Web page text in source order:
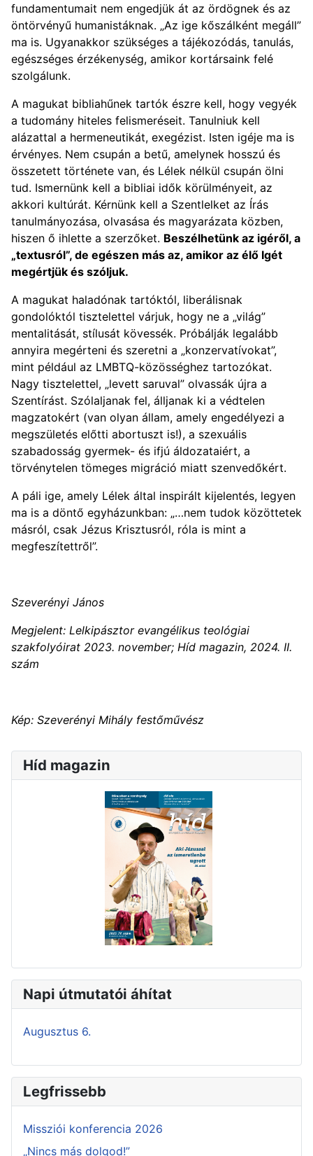
fundamentumait nem engedjük át az ördögnek és az
öntörvényű humanistáknak. „Az ige kőszálként megáll”
ma is. Ugyanakkor szükséges a tájékozódás, tanulás,
egészséges érzékenység, amikor kortársaink felé
szolgálunk.
A magukat bibliahűnek tartók észre kell, hogy vegyék
a tudomány hiteles felismeréseit. Tanulniuk kell
alázattal a hermeneutikát, exegézist. Isten igéje ma is
érvényes. Nem csupán a betű, amelynek hosszú és
összetett története van, és Lélek nélkül csupán ölni
tud. Ismernünk kell a bibliai idők körülményeit, az
akkori kultúrát. Kérnünk kell a Szentlelket az Írás
tanulmányozása, olvasása és magyarázata közben,
hiszen ő ihlette a szerzőket. Beszélhetünk az igéről, a
„textusról”, de egészen más az, amikor az élő Igét
megértjük és szóljuk.
A magukat haladónak tartóktól, liberálisnak
gondolóktól tisztelettel várjuk, hogy ne a „világ”
mentalitását, stílusát kövessék. Próbálják legalább
annyira megérteni és szeretni a „konzervatívokat”,
mint például az LMBTQ-közösséghez tartozókat.
Nagy tisztelettel, „levett saruval” olvassák újra a
Szentírást. Szólaljanak fel, álljanak ki a védtelen
magzatokért (van olyan állam, amely engedélyezi a
megszületés előtti abortuszt is!), a szexuális
szabadosság gyermek- és ifjú áldozataiért, a
törvénytelen tömeges migráció miatt szenvedőkért.
A páli ige, amely Lélek által inspirált kijelentés, legyen
ma is a döntő egyházunkban: „…nem tudok közöttetek
másról, csak Jézus Krisztusról, róla is mint a
megfeszítettről”.
Szeverényi János
Megjelent: Lelkipásztor evangélikus teológiai
szakfolyóirat 2023. november; Híd magazin, 2024. II.
szám
Kép: Szeverényi Mihály festőművész
Híd magazin
Napi útmutatói áhítat
Augusztus 6.
Legfrissebb
Missziói konferencia 2026
„Nincs más dolgod!”